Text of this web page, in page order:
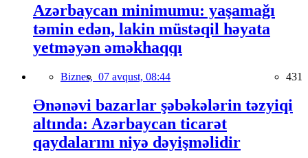
Azərbaycan minimumu: yaşamağı
təmin edən, lakin müstəqil həyata
yetməyən əməkhaqqı
Biznes, 07 avqust, 08:44 431
Ənənəvi bazarlar şəbəkələrin təzyiqi
altında: Azərbaycan ticarət
qaydalarını niyə dəyişməlidir